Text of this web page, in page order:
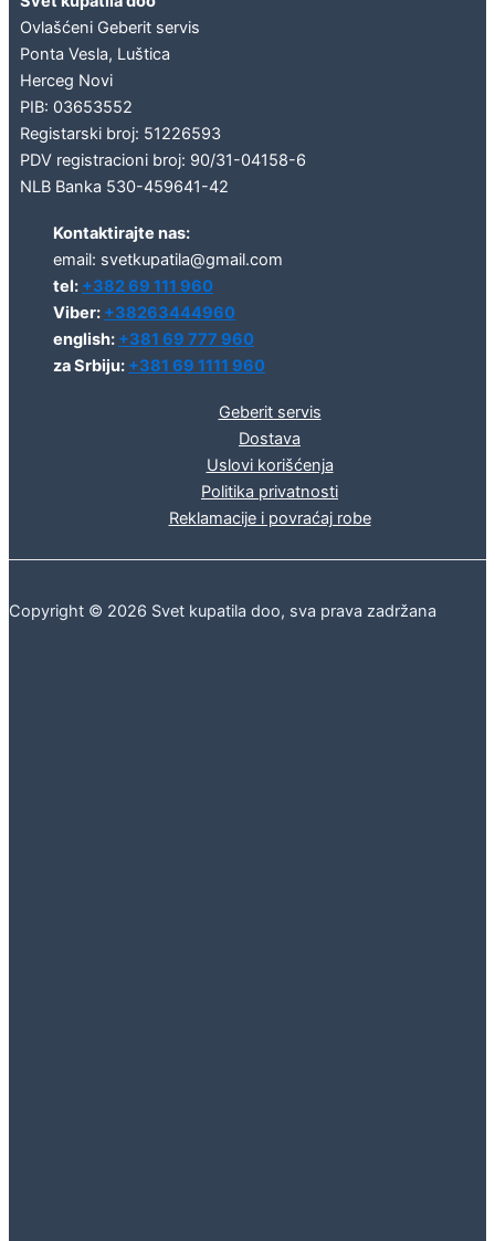
Ovlašćeni Geberit servis
Ponta Vesla, Luštica
Herceg Novi
PIB: 03653552
Registarski broj: 51226593
PDV registracioni broj: 90/31-04158-6
NLB Banka 530-459641-42
Kontaktirajte nas:
email: svetkupatila@gmail.com
tel: +382 69 111 960
Viber: +38263444960
english: +381 69 777 960
za Srbiju: +381 69 1111 960
Geberit servis
Dostava
Uslovi korišćenja
Politika privatnosti
Reklamacije i povraćaj robe
Copyright © 2026 Svet kupatila doo, sva prava zadržana